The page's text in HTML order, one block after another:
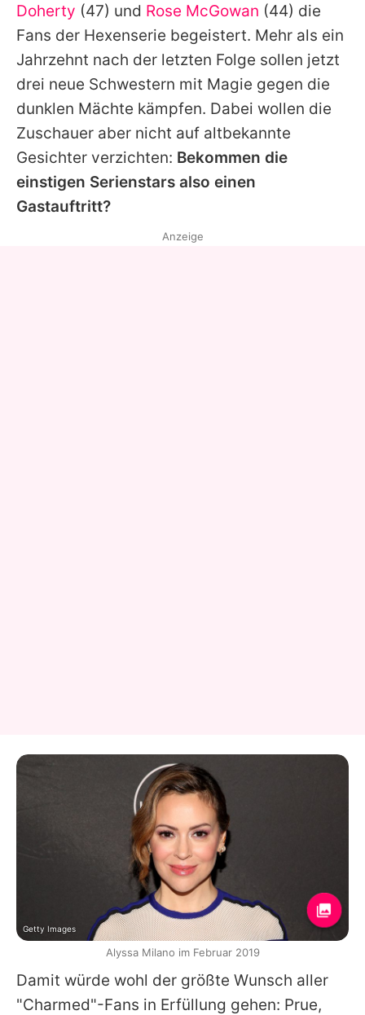
Utiq verwalten
Doherty (47) und Rose McGowan (44) die
Fans der Hexenserie begeistert. Mehr als ein
Jahrzehnt nach der letzten Folge sollen jetzt
drei neue Schwestern mit Magie gegen die
dunklen Mächte kämpfen. Dabei wollen die
Zuschauer aber nicht auf altbekannte
Gesichter verzichten: Bekommen die
einstigen Serienstars also einen
Gastauftritt?
Damit würde wohl der größte Wunsch aller
"Charmed"-Fans in Erfüllung gehen: Prue,
Anzeige
Getty Images
Alyssa Milano im Februar 2019